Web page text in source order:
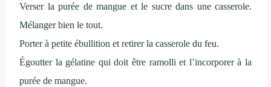
Verser la purée de mangue et le sucre dans une casserole.
Mélanger bien le tout.
Porter à petite ébullition et retirer la casserole du feu.
Égoutter la gélatine qui doit être ramolli et l’incorporer à la
purée de mangue.